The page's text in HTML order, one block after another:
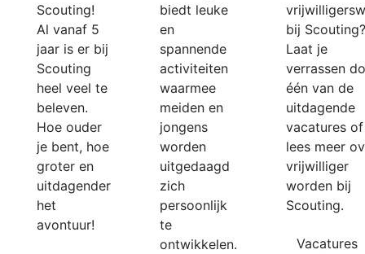
Scouting!
Al vanaf 5
jaar is er bij
Scouting
heel veel te
beleven.
Hoe ouder
je bent, hoe
groter en
uitdagender
het
avontuur!
biedt leuke
en
spannende
activiteiten
waarmee
meiden en
jongens
worden
uitgedaagd
zich
persoonlijk
te
ontwikkelen.
bij Scouting?
Laat je
verrassen
één van de
uitdagende
vacatures of
lees meer
vrijwilliger
worden bij
Scouting.
Vacatures